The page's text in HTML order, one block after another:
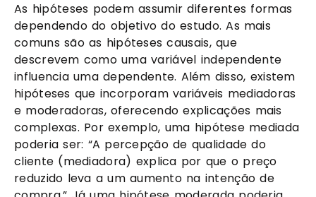
As hipóteses podem assumir diferentes formas
dependendo do objetivo do estudo. As mais
comuns são as hipóteses causais, que
descrevem como uma variável independente
influencia uma dependente. Além disso, existem
hipóteses que incorporam variáveis mediadoras
e moderadoras, oferecendo explicações mais
complexas. Por exemplo, uma hipótese mediada
poderia ser: “A percepção de qualidade do
cliente (mediadora) explica por que o preço
reduzido leva a um aumento na intenção de